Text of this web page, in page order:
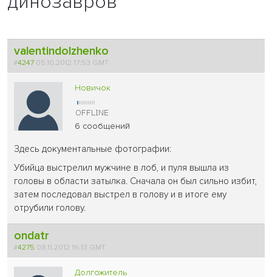
valentindolzhenko
#4247 05.10.2012 17:53 GMT
Новичок
6 сообщений
Здесь документальные фотографии:
Убийца выстрелил мужчине в лоб, и пуля вышла из
головы в области затылка. Сначала он был сильно избит,
затем последовал выстрел в голову и в итоге ему
отрубили голову.
ondatr
#4275 08.11.2012 16:13 GMT
Долгожитель